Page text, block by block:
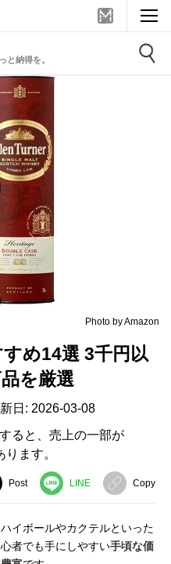
と納得を。
Photo by Amazon
め14選 3千円以
を厳選
日: 2026-03-08
ると、売上の一部が
ます。
Post LINE Copy
イボールやカクテルといった
者でも手にしやすい手頃な価